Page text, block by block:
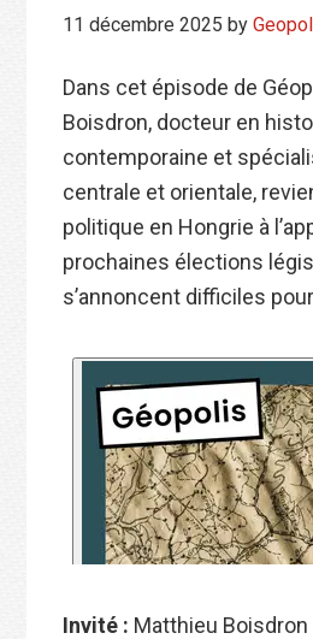
11 décembre 2025 by
Dans cet épisode de
Boisdron, docteur en
contemporaine et
centrale et orientale,
politique en Hongrie à
prochaines élections
s’annoncent difficiles
Invité : Matthieu Boisdron